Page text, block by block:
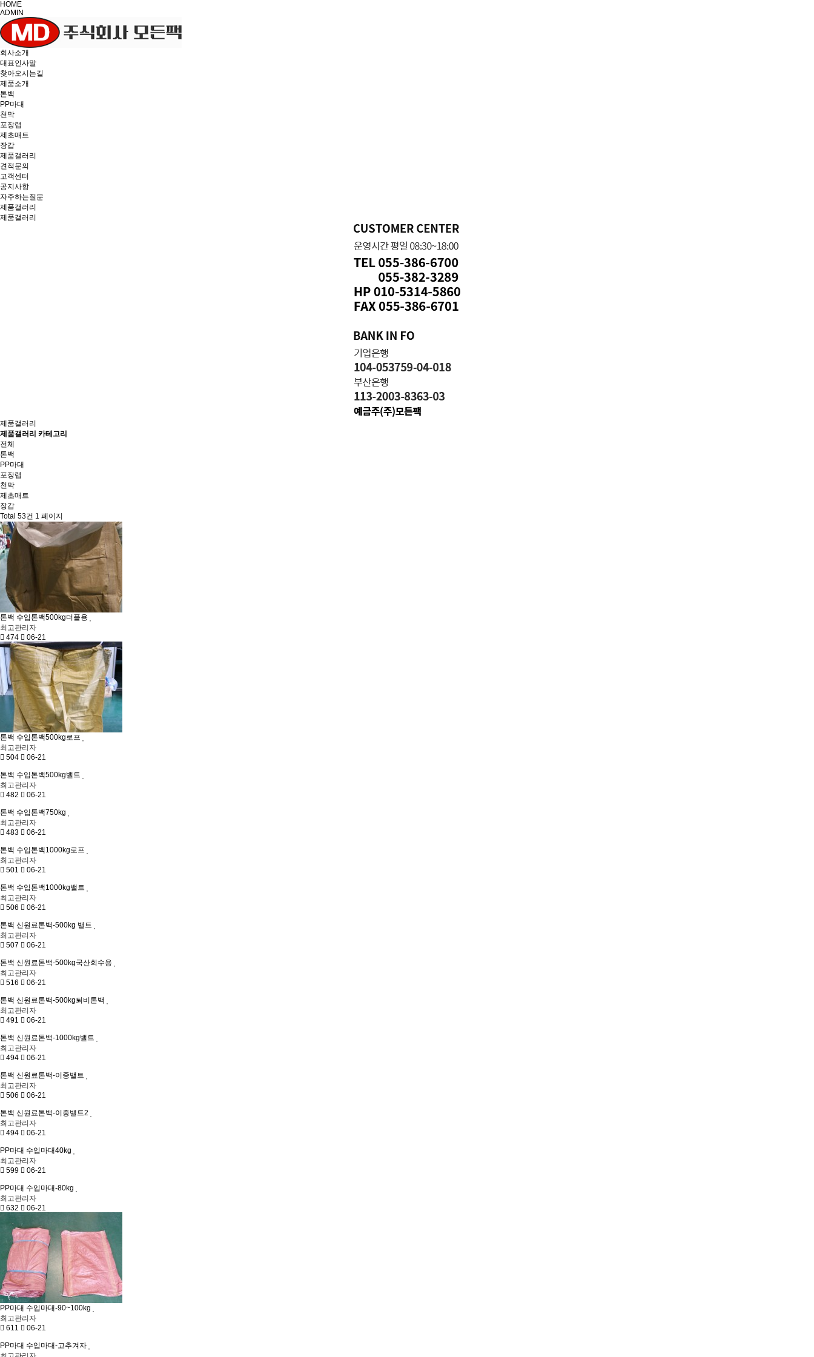
HOME
ADMIN
회사소개
대표인사말
찾아오시는길
제품소개
톤백
PP마대
천막
포장랩
제초매트
장갑
제품갤러리
견적문의
고객센터
공지사항
자주하는질문
제품갤러리
제품갤러리
제품갤러리
제품갤러리 카테고리
전체
톤백
PP마대
포장랩
천막
제초매트
장갑
Total 53건 1 페이지
톤백 수입톤백500kg더플용
최고관리자
474
06-21
톤백 수입톤백500kg로프
최고관리자
504
06-21
톤백 수입톤백500kg밸트
최고관리자
482
06-21
톤백 수입톤백750kg
최고관리자
483
06-21
톤백 수입톤백1000kg로프
최고관리자
501
06-21
톤백 수입톤백1000kg밸트
최고관리자
506
06-21
톤백 신원료톤백-500kg 밸트
최고관리자
507
06-21
톤백 신원료톤백-500kg국산회수용
최고관리자
516
06-21
톤백 신원료톤백-500kg퇴비톤백
최고관리자
491
06-21
톤백 신원료톤백-1000kg밸트
최고관리자
494
06-21
톤백 신원료톤백-이중밸트
최고관리자
506
06-21
톤백 신원료톤백-이중밸트2
최고관리자
494
06-21
PP마대 수입마대40kg
최고관리자
599
06-21
PP마대 수입마대-80kg
최고관리자
632
06-21
PP마대 수입마대-90~100kg
최고관리자
611
06-21
PP마대 수입마대-고추겨자